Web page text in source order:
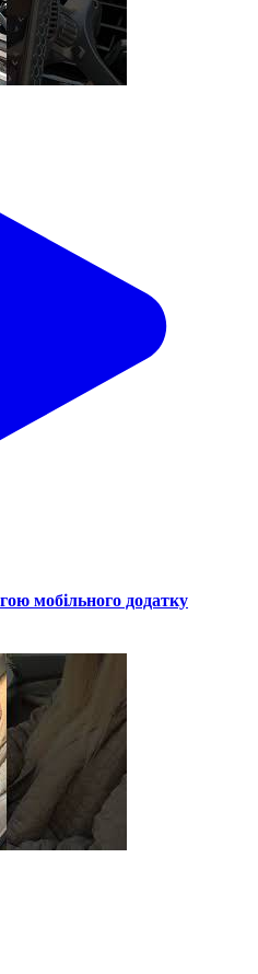
мобільного додатку